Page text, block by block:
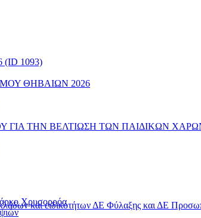
Χρυσορρόα
(ID 1093)
ΘΗΒΑΙΩΝ 2026
ΤΗΝ ΒΕΛΤΙΩΣΗ ΤΩΝ ΠΑΙΔΙΚΩΝ
και ειδικοτήτων ΔΕ Φύλαξης και ΔΕ